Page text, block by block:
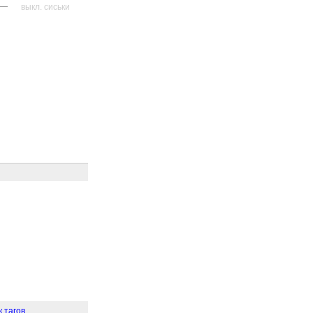
выкл. сиськи
тагов